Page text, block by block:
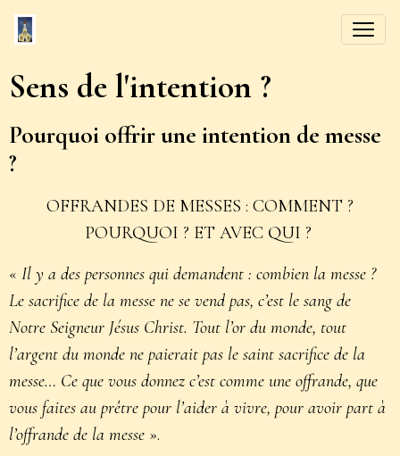
Sens de l'intention ?
Pourquoi offrir une intention de messe
?
OFFRANDES DE MESSES : COMMENT ?
POURQUOI ? ET AVEC QUI ?
« Il y a des personnes qui demandent : combien la messe ?
Le sacrifice de la messe ne se vend pas, c’est le sang de
Notre Seigneur Jésus Christ. Tout l’or du monde, tout
l’argent du monde ne paierait pas le saint sacrifice de la
messe… Ce que vous donnez c’est comme une offrande, que
vous faites au prêtre pour l’aider à vivre, pour avoir part à
l’offrande de la messe ».